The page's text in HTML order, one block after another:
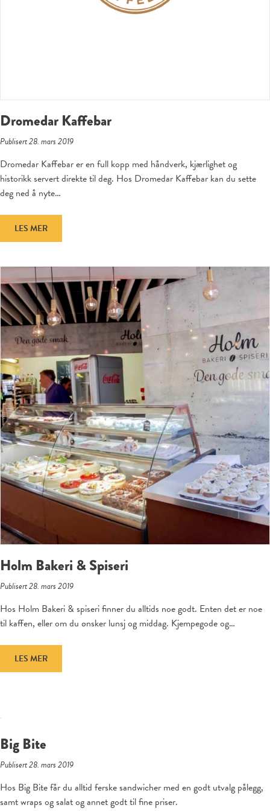
Dromedar Kaffebar
Publisert 28. mars 2019
Dromedar Kaffebar er en full kopp med håndverk, kjærlighet og
historikk servert direkte til deg. Hos Dromedar Kaffebar kan du sette
deg ned å nyte…
LES MER
Holm Bakeri & Spiseri
Publisert 28. mars 2019
Hos Holm Bakeri & spiseri finner du alltids noe godt. Enten det er noe
til kaffen, eller om du ønsker lunsj og middag. Kjempegode og…
LES MER
Big Bite
Publisert 28. mars 2019
Hos Big Bite får du alltid ferske sandwicher med en godt utvalg pålegg,
samt wraps og salat og annet godt til fine priser.